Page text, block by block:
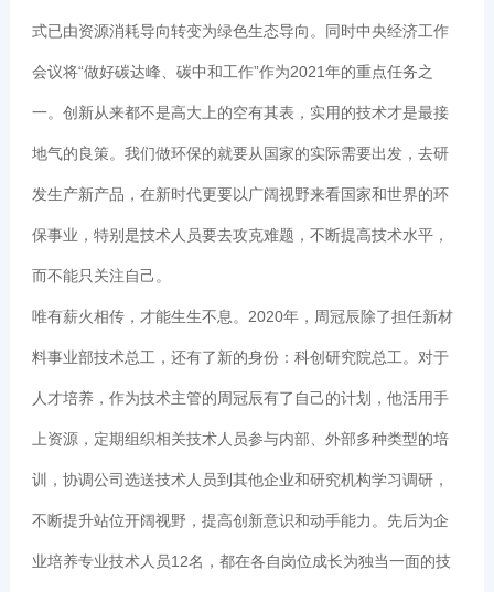
式已由资源消耗导向转变为绿色生态导向。同时中央经济工作
会议将“做好碳达峰、碳中和工作”作为2021年的重点任务之
一。创新从来都不是高大上的空有其表，实用的技术才是最接
地气的良策。我们做环保的就要从国家的实际需要出发，去研
发生产新产品，在新时代更要以广阔视野来看国家和世界的环
保事业，特别是技术人员要去攻克难题，不断提高技术水平，
而不能只关注自己。
唯有薪火相传，才能生生不息。2020年，周冠辰除了担任新材
料事业部技术总工，还有了新的身份：科创研究院总工。对于
人才培养，作为技术主管的周冠辰有了自己的计划，他活用手
上资源，定期组织相关技术人员参与内部、外部多种类型的培
训，协调公司选送技术人员到其他企业和研究机构学习调研，
不断提升站位开阔视野，提高创新意识和动手能力。先后为企
业培养专业技术人员12名，都在各自岗位成长为独当一面的技